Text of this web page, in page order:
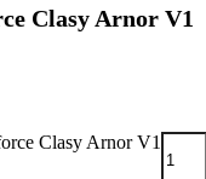
Clasy Arnor V1
Clasy Arnor V1